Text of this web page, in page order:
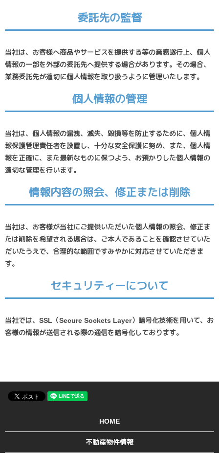
委託先の監督
当社は、お客様へ商品やサービスを提供する等の業務遂行上、個人
情報の一部を外部の委託先へ提供する場合があります。その場合、
業務委託先が適切に個人情報を取り扱うように管理いたします。
個人情報の管理
当社は、個人情報の漏洩、滅失、毀損等を防止するために、個人情
報保護管理責任者を設置し、十分な安全保護に努め、また、個人情
報を正確に、また最新なものに保つよう、お預かりした個人情報の
適切な管理を行います。
情報内容の照会、修正または削除
当社は、お客様が当社にご提供いただいた個人情報の照会、修正ま
たは削除を希望される場合は、ご本人であることを確認させていた
だいたうえで、合理的な範囲ですみやかに対応させていただきま
す。
セキュリティーについて
当社では、SSL（Secure Sockets Layer）暗号化技術を用いて、お
客様の情報が送信される際の通信を暗号化しております。
HOME
不動産物件情報